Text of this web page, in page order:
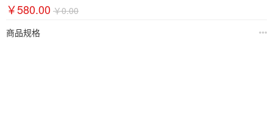
￥580.00 ￥0.00
商品规格